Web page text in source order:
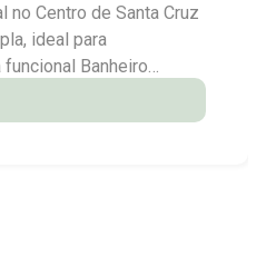
no Centro de Santa Cruz
Banheiro
IPTU Excelente
quem busca